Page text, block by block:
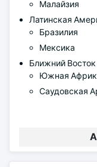
Малайзия
Латинская
Бразилия
Мексика
Ближний
Южная
Саудовская